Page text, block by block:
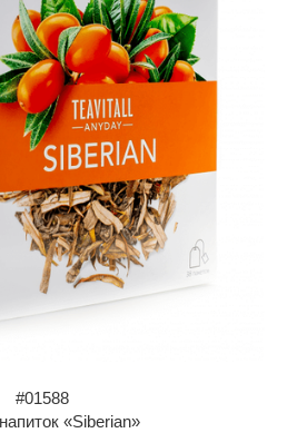
#01588
«Siberian»